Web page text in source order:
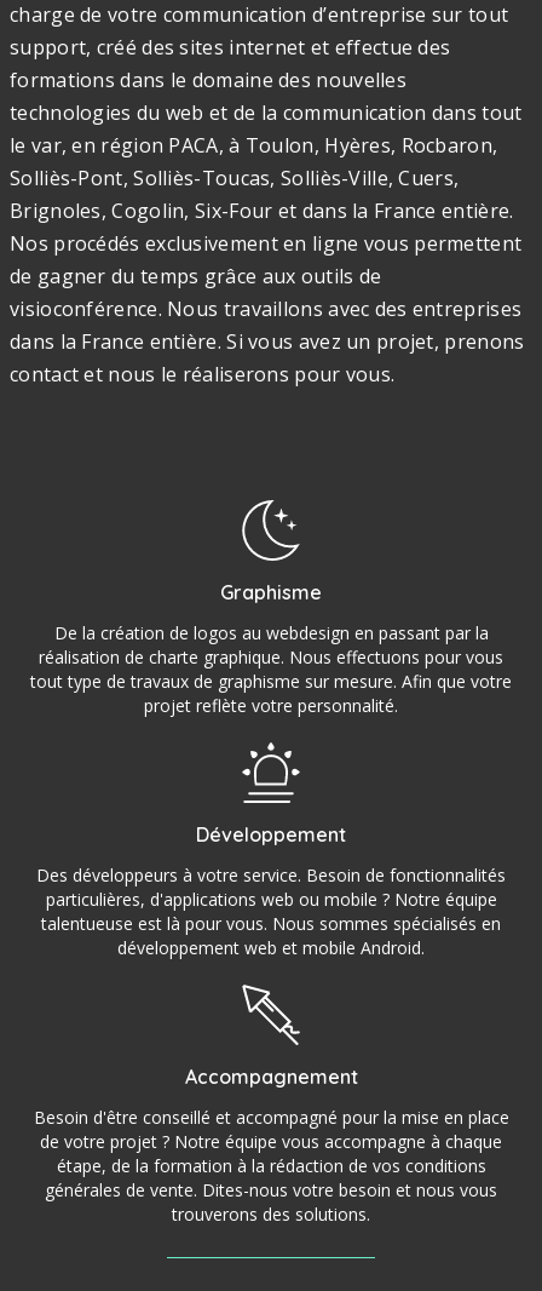
charge de votre communication d’entreprise sur tout
support, créé des sites internet et effectue des
formations dans le domaine des nouvelles
technologies du web et de la communication dans tout
le var, en région PACA, à Toulon, Hyères, Rocbaron,
Solliès-Pont, Solliès-Toucas, Solliès-Ville, Cuers,
Brignoles, Cogolin, Six-Four et dans la France entière.
Nos procédés exclusivement en ligne vous permettent
de gagner du temps grâce aux outils de
visioconférence. Nous travaillons avec des entreprises
dans la France entière. Si vous avez un projet, prenons
contact et nous le réaliserons pour vous.
Graphisme
De la création de logos au webdesign en passant par la
réalisation de charte graphique. Nous effectuons pour vous
tout type de travaux de graphisme sur mesure. Afin que votre
projet reflète votre personnalité.
Développement
Des développeurs à votre service. Besoin de fonctionnalités
particulières, d'applications web ou mobile ? Notre équipe
talentueuse est là pour vous. Nous sommes spécialisés en
développement web et mobile Android.
Accompagnement
Besoin d'être conseillé et accompagné pour la mise en place
de votre projet ? Notre équipe vous accompagne à chaque
étape, de la formation à la rédaction de vos conditions
générales de vente. Dites-nous votre besoin et nous vous
trouverons des solutions.